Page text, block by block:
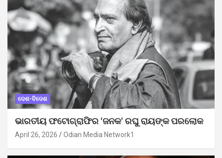
ଦେଶ-ବିଦେଶ
ଭାରତୀୟ ଫଟୋଗ୍ରାଫିର ‘ଜନକ’ ରଘୁ ରାୟଙ୍କ ପରଲୋକ
April 26, 2026 Odian Media Network1